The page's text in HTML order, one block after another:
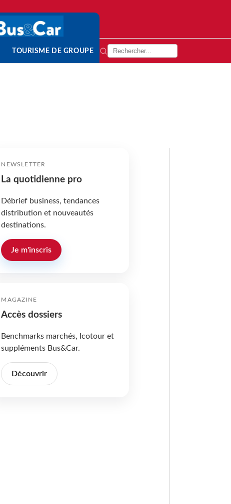
TOURISME DE GROUPE
NEWSLETTER
La quotidienne pro
Débrief business, tendances
distribution et nouveautés
destinations.
Je m'inscris
MAGAZINE
Accès dossiers
Benchmarks marchés, Icotour et
suppléments Bus&Car.
Découvrir